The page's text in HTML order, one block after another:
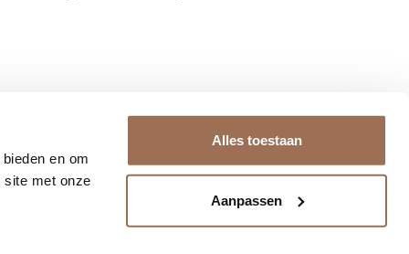
en om
site met onze
Alles toestaan
Aanpassen
Over ons